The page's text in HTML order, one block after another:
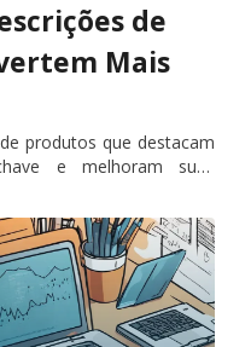
de
Mais
produtos que destacam
e melhoram suas